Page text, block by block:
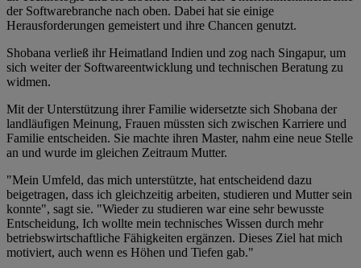
der Softwarebranche nach oben. Dabei hat sie einige
Herausforderungen gemeistert und ihre Chancen genutzt.
Shobana verließ ihr Heimatland Indien und zog nach Singapur, um
sich weiter der Softwareentwicklung und technischen Beratung zu
widmen.
Mit der Unterstützung ihrer Familie widersetzte sich Shobana der
landläufigen Meinung, Frauen müssten sich zwischen Karriere und
Familie entscheiden. Sie machte ihren Master, nahm eine neue Stelle
an und wurde im gleichen Zeitraum Mutter.
"Mein Umfeld, das mich unterstützte, hat entscheidend dazu
beigetragen, dass ich gleichzeitig arbeiten, studieren und Mutter sein
konnte", sagt sie. "Wieder zu studieren war eine sehr bewusste
Entscheidung, Ich wollte mein technisches Wissen durch mehr
betriebswirtschaftliche Fähigkeiten ergänzen. Dieses Ziel hat mich
motiviert, auch wenn es Höhen und Tiefen gab."